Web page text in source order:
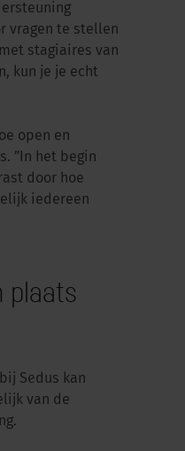
vragen te stellen
stagiaires van
kun je je echt
open en
”In het begin
door hoe
iedereen
plaats
Sedus kan
van de